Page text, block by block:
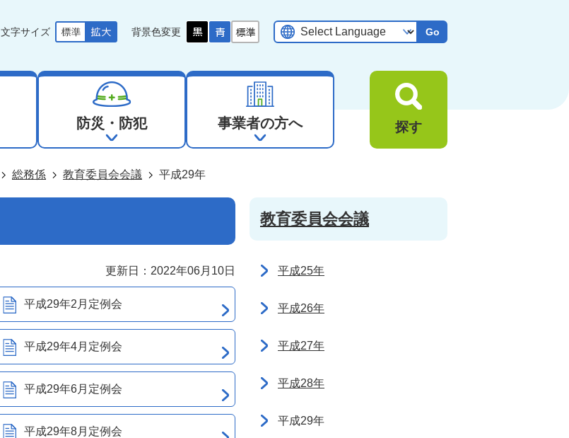
文字サイズ 背景色変更 Go
防災・防犯 事業者の方へ 探す
総務係 教育委員会会議 平成29年
更新日：2022年06月10日
平成29年2月定例会
平成29年4月定例会
平成29年6月定例会
平成29年8月定例会
教育委員会会議
平成25年
平成26年
平成27年
平成28年
平成29年